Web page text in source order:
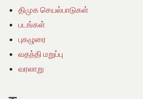
திமுக செயல்பாடுகள்
படங்கள்
புகழுரை
வதந்தி மறுப்பு
வரலாறு